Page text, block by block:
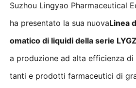
Suzhou Lingyao Pharmaceutical
ha presentato la sua nuovaLinea
omatico di liquidi della serie
a produzione ad alta efficienza
tanti e prodotti farmaceutici di